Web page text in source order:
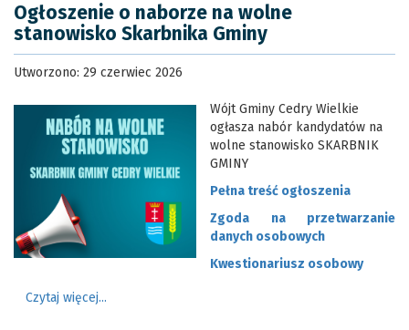
Ogłoszenie o naborze na wolne
stanowisko Skarbnika Gminy
Utworzono: 29 czerwiec 2026
Wójt Gminy Cedry Wielkie
ogłasza nabór kandydatów na
wolne stanowisko SKARBNIK
GMINY
Pełna treść ogłoszenia
Zgoda na przetwarzanie
danych osobowych
Kwestionariusz osobowy
Czytaj więcej...